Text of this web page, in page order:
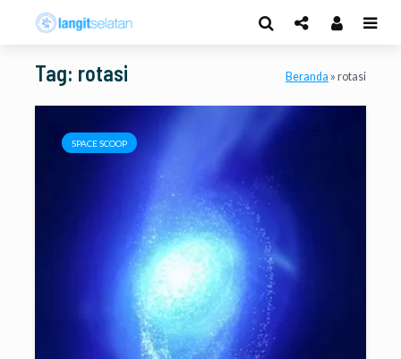
Tag: rotasi Beranda » rotasi
SPACE SCOOP